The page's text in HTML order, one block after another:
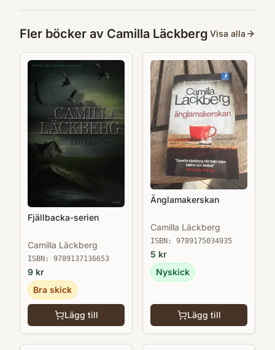
Fler böcker av Camilla Läckberg Visa alla
Fjällbacka-serien
Camilla Läckberg
ISBN: 9789137136653
9 kr
Bra skick
Lägg till
Änglamakerskan
Camilla Läckberg
ISBN: 9789175034935
5 kr
Nyskick
Lägg till